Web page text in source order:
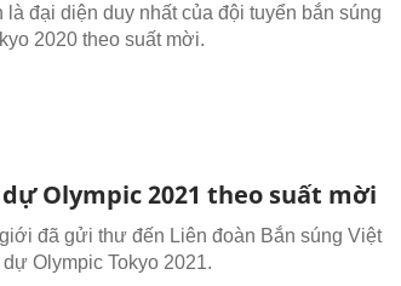
đại diện duy nhất của đội tuyển bắn súng
2020 theo suất mời.
Olympic 2021 theo suất mời
đã gửi thư đến Liên đoàn Bắn súng Việt
Olympic Tokyo 2021.